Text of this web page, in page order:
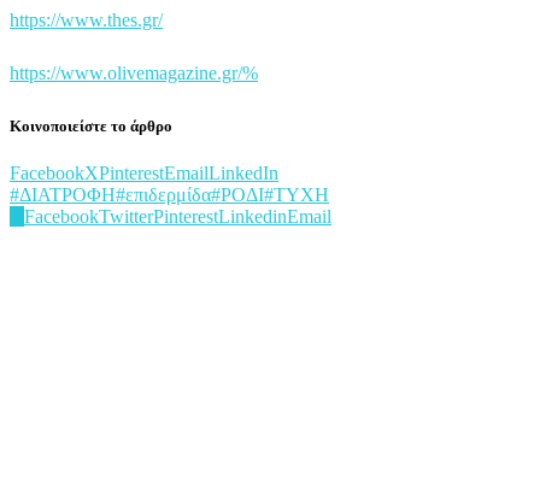
https://www.thes.gr/
https://www.olivemagazine.gr/%
Κοινοποιείστε το άρθρο
FacebookXPinterestEmailLinkedIn
#ΔΙΑΤΡΟΦΗ#επιδερμίδα#ΡΟΔΙ#ΤΥΧΗ
FacebookTwitterPinterestLinkedinEmail